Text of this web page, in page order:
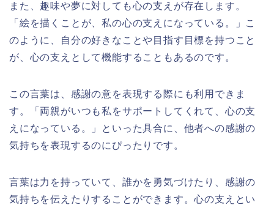
また、趣味や夢に対しても心の支えが存在します。
「絵を描くことが、私の心の支えになっている。」こ
のように、自分の好きなことや目指す目標を持つこと
が、心の支えとして機能することもあるのです。
この言葉は、感謝の意を表現する際にも利用できま
す。「両親がいつも私をサポートしてくれて、心の支
えになっている。」といった具合に、他者への感謝の
気持ちを表現するのにぴったりです。
言葉は力を持っていて、誰かを勇気づけたり、感謝の
気持ちを伝えたりすることができます。心の支えとい